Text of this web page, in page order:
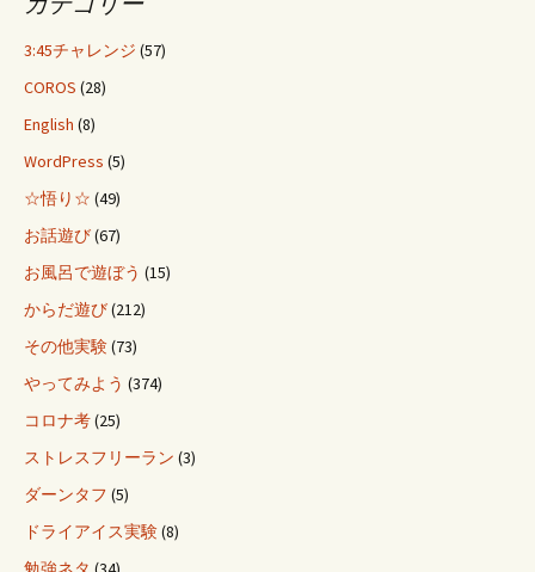
3:45チャレンジ (57)
COROS (28)
English (8)
WordPress (5)
☆悟り☆ (49)
お話遊び(67)
お風呂で遊ぼう (15)
からだ遊び(212)
その他実験(73)
やってみよう (374)
コロナ考(25)
ストレスフリーラン (3)
ダーンタフ (5)
ドライアイス実験(8)